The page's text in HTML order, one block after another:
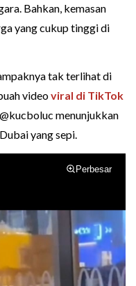
Bahkan, kemasan
yang cukup tinggi di
tak terlihat di
videoviral di TikTok
menunjukkan
yang sepi.
Perbesar